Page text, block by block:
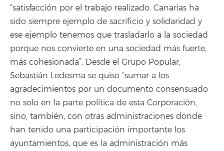
“satisfacción por el trabajo realizado. Canarias ha
sido siempre ejemplo de sacrificio y solidaridad y
ese ejemplo tenemos que trasladarlo a la sociedad
porque nos convierte en una sociedad más fuerte,
más cohesionada”. Desde el Grupo Popular,
Sebastián Ledesma se quiso “sumar a los
agradecimientos por un documento consensuado
no solo en la parte política de esta Corporación,
sino, también, con otras administraciones donde
han tenido una participación importante los
ayuntamientos, que es la administración más